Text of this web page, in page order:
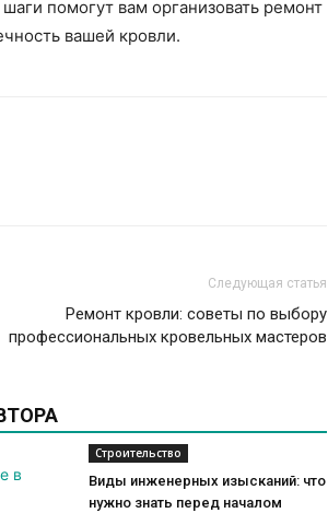
помогут вам организовать ремонт
вашей кровли.
Следующая статья
Ремонт кровли: советы по выбору
профессиональных кровельных мастеров
Строительство
Виды инженерных изысканий: что
нужно знать перед началом